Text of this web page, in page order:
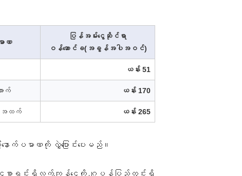
ာဏ
ပြန်အမ်းငွေဆိုင်ရာ
ဝန်ဆောင်ခ(အခွန်အပါအဝင်)
ယန်း 51
ာက် ယန်း 170
အထက် ယန်း 265
က်ပမာဏကို လွှဲပြောင်းပေးမည်။
စာရင်းရှိလက်ကျန်ငွေကို ဂျပန်ပြည်တွင်းရှိ